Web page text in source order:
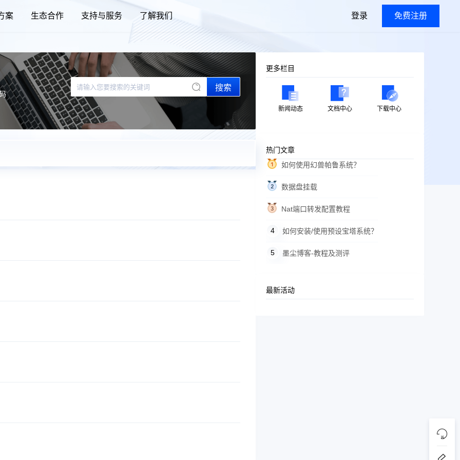
案 生态合作 支持与服务 了解我们 登录 免费注册
搜索
更多栏目
新闻动态 文档中心 下载中心
热门文章
如何使用幻兽帕鲁系统？
数据盘挂载
Nat端口转发配置教程
如何安装/使用预设宝塔系统？
墨尘博客-教程及测评
最新活动